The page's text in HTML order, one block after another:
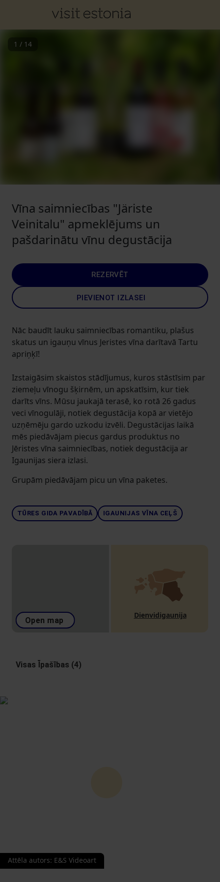
1 / 14
Vīna saimniecības "Järiste
Veinitalu" apmeklējums un
pašdarinātu vīnu degustācija
REZERVĒT
PIEVIENOT IZLASEI
Nāc baudīt lauku saimniecības romantiku, plašus
skatus un igauņu vīnus Jeristes vīna darītavā Tartu
apriņķī!
Izstaigāsim skaistos stādījumus, kuros stāstīsim par
ziemeļu vīnogu šķirnēm, un apskatīsim, kur tiek
darīts vīns. Mūsu jaukajā terasē, ko rotā 26 gadus
veci vīnogulāji, notiek degustācija kopā ar vietējo
uzņēmēju gardo uzkodu izvēli. Degustācijas laikā
mēs piedāvājam piecus gardus produktus no
Jēristes vīna saimniecības, notiek degustācija ar
Igaunijas siera izlasi.
Grupām piedāvājam picu un vīna paketes.
TŪRES GIDA PAVADĪBĀ IGAUNIJAS VĪNA CEĻŠ
Open map
Dienvidigaunija
Visas Īpašības (4)
Attēla autors: E&S Videoart